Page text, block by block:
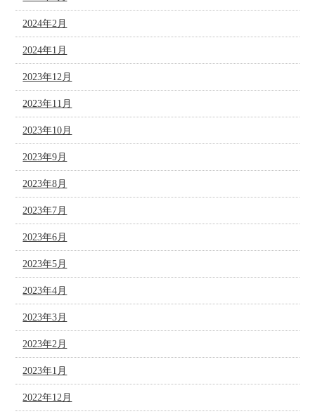
2024年2月
2024年1月
2023年12月
2023年11月
2023年10月
2023年9月
2023年8月
2023年7月
2023年6月
2023年5月
2023年4月
2023年3月
2023年2月
2023年1月
2022年12月